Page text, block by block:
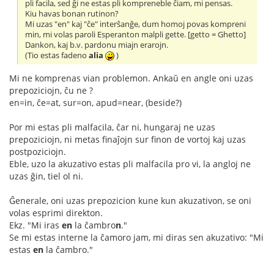
pli facila, sed ĝi ne estas pli kompreneble ĉiam, mi pensas.
Kiu havas bonan rutinon?
Mi uzas "en" kaj "ĉe" interŝanĝe, dum homoj povas kompreni
min, mi volas paroli Esperanton malpli gette. [getto = Ghetto]
Dankon, kaj b.v. pardonu miajn erarojn.
(Tio estas fadenoalia )
Mi ne komprenas vian problemon. Ankaŭ en angle oni uzas
prepoziciojn, ĉu ne ?
en=in, ĉe=at, sur=on, apud=near, (beside?)
Por mi estas pli malfacila, ĉar ni, hungaraj ne uzas
prepoziciojn, ni metas finaĵojn sur finon de vortoj kaj uzas
postpoziciojn.
Eble, uzo la akuzativo estas pli malfacila pro vi, la angloj ne
uzas ĝin, tiel ol ni.
Ĝenerale, oni uzas prepozicion kune kun akuzativon, se oni
volas esprimi direkton.
Ekz. "Mi iras en la ĉambron."
Se mi estas interne la ĉamoro jam, mi diras sen akuzativo: "Mi
estas en la ĉambro."